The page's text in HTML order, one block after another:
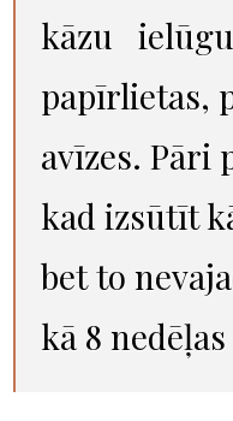
kāzu
papīrlietas,
avīzes. Pāri
kad izsūtīt
bet to
kā 8